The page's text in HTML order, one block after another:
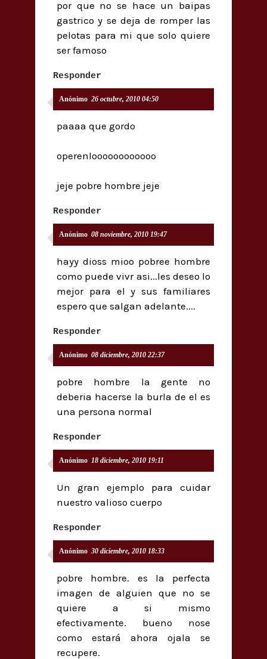
por que no se hace un baipas
gastrico y se deja de romper las
pelotas para mi que solo quiere
ser famoso
Responder
Anónimo 26 octubre, 2010 04:50
paaaa que gordo
operenloooooooooooo
jeje pobre hombre jeje
Responder
Anónimo 08 noviembre, 2010 19:47
hayy dioss mioo pobree hombre
como puede vivr asi...les deseo lo
mejor para el y sus familiares
espero que salgan adelante....
Responder
Anónimo 08 diciembre, 2010 22:37
pobre hombre la gente no
deberia hacerse la burla de el es
una persona normal
Responder
Anónimo 18 diciembre, 2010 19:11
Un gran ejemplo para cuidar
nuestro valioso cuerpo
Responder
Anónimo 30 diciembre, 2010 18:33
pobre hombre. es la perfecta
imagen de alguien que no se
quiere a si mismo
efectivamente. bueno nose
como estará ahora ojala se
recupere.